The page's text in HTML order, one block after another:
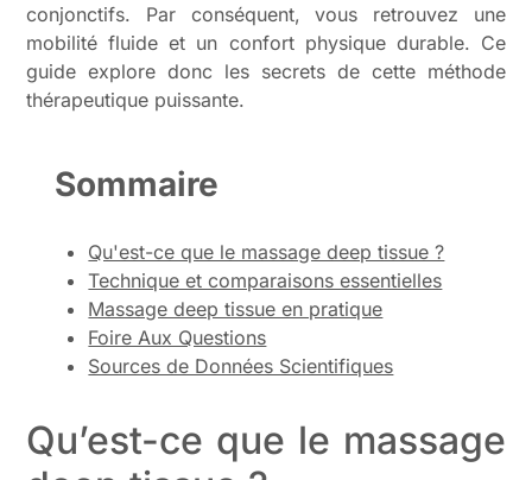
conjonctifs. Par conséquent, vous retrouvez une
mobilité fluide et un confort physique durable. Ce
guide explore donc les secrets de cette méthode
thérapeutique puissante.
Sommaire
Qu'est-ce que le massage deep tissue ?
Technique et comparaisons essentielles
Massage deep tissue en pratique
Foire Aux Questions
Sources de Données Scientifiques
Qu’est-ce que le massage